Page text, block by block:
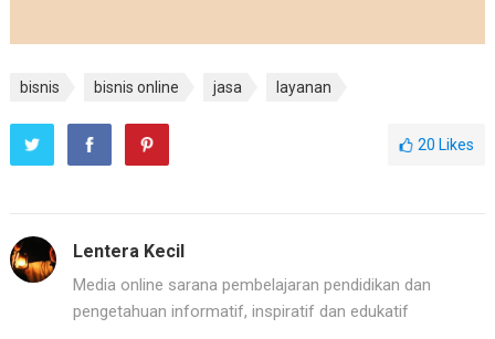
bisnis bisnis online jasa layanan
20 Likes
Lentera Kecil
Media online sarana pembelajaran pendidikan dan
pengetahuan informatif, inspiratif dan edukatif